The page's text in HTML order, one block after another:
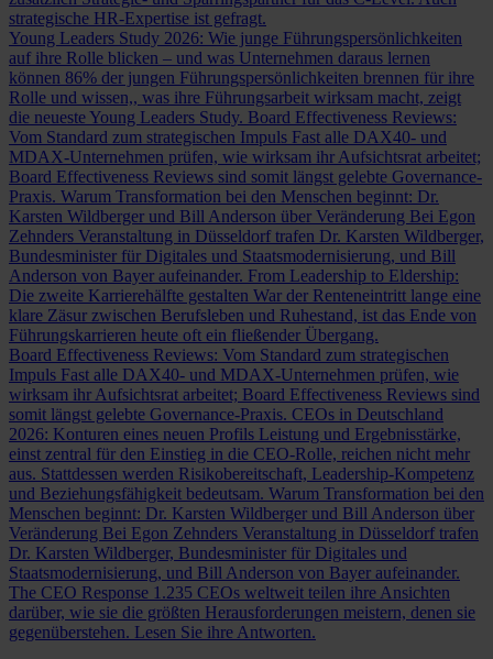
strategische HR-Expertise ist gefragt.
Young Leaders Study 2026: Wie junge Führungspersönlichkeiten
auf ihre Rolle blicken – und was Unternehmen daraus lernen
können 86% der jungen Führungspersönlichkeiten brennen für ihre
Rolle und wissen,, was ihre Führungsarbeit wirksam macht, zeigt
die neueste Young Leaders Study. Board Effectiveness Reviews:
Vom Standard zum strategischen Impuls Fast alle DAX40- und
MDAX-Unternehmen prüfen, wie wirksam ihr Aufsichtsrat arbeitet;
Board Effectiveness Reviews sind somit längst gelebte Governance-
Praxis. Warum Transformation bei den Menschen beginnt: Dr.
Karsten Wildberger und Bill Anderson über Veränderung Bei Egon
Zehnders Veranstaltung in Düsseldorf trafen Dr. Karsten Wildberger,
Bundesminister für Digitales und Staatsmodernisierung, und Bill
Anderson von Bayer aufeinander. From Leadership to Eldership:
Die zweite Karrierehälfte gestalten War der Renteneintritt lange eine
klare Zäsur zwischen Berufsleben und Ruhestand, ist das Ende von
Führungskarrieren heute oft ein fließender Übergang.
Board Effectiveness Reviews: Vom Standard zum strategischen
Impuls Fast alle DAX40- und MDAX-Unternehmen prüfen, wie
wirksam ihr Aufsichtsrat arbeitet; Board Effectiveness Reviews sind
somit längst gelebte Governance-Praxis. CEOs in Deutschland
2026: Konturen eines neuen Profils Leistung und Ergebnisstärke,
einst zentral für den Einstieg in die CEO-Rolle, reichen nicht mehr
aus. Stattdessen werden Risikobereitschaft, Leadership-Kompetenz
und Beziehungsfähigkeit bedeutsam. Warum Transformation bei den
Menschen beginnt: Dr. Karsten Wildberger und Bill Anderson über
Veränderung Bei Egon Zehnders Veranstaltung in Düsseldorf trafen
Dr. Karsten Wildberger, Bundesminister für Digitales und
Staatsmodernisierung, und Bill Anderson von Bayer aufeinander.
The CEO Response 1.235 CEOs weltweit teilen ihre Ansichten
darüber, wie sie die größten Herausforderungen meistern, denen sie
gegenüberstehen. Lesen Sie ihre Antworten.